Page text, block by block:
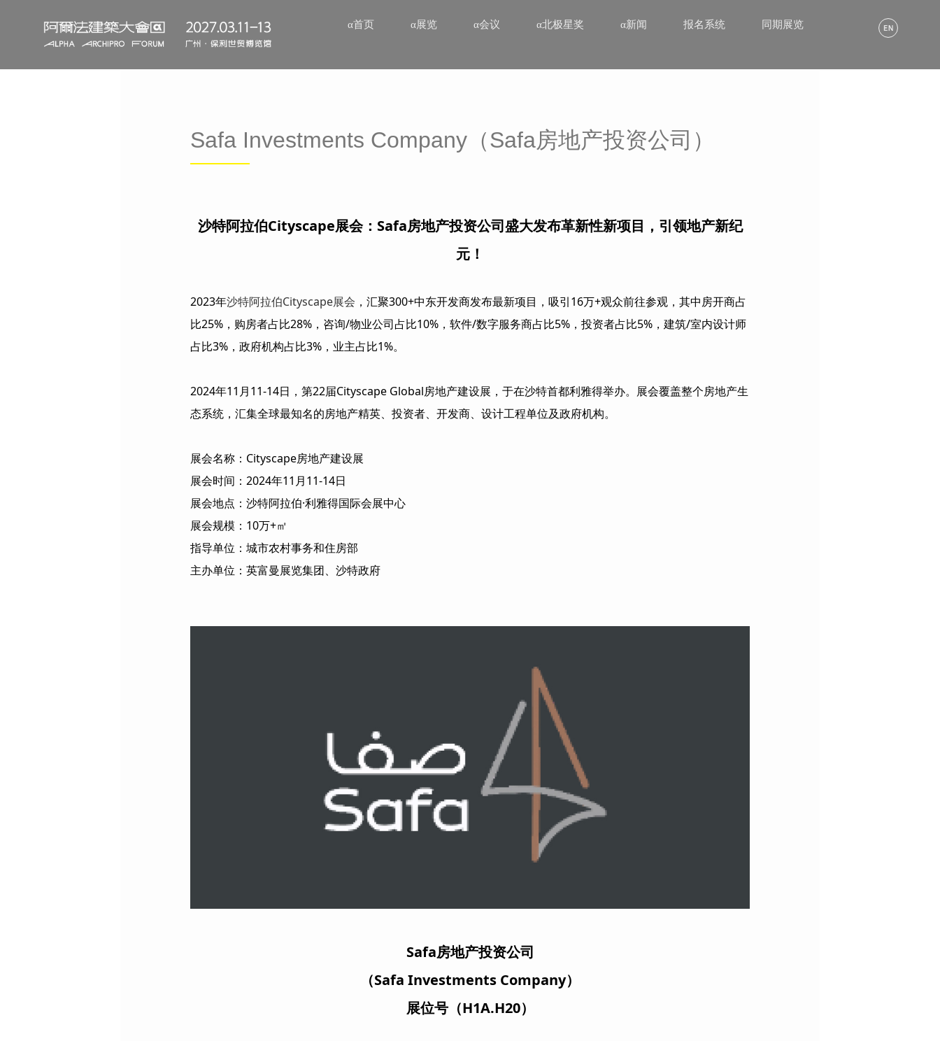
α首页 α展览 α会议 α北极星奖 α新闻 报名系统 同期展览
Safa Investments Company（Safa房地产投资公司）
沙特阿拉伯Cityscape展会：Safa房地产投资公司盛大发布革新性新项目，引领地产新纪
元！
2023年沙特阿拉伯Cityscape展会 ，汇聚300+中东开发商发布最新项目，吸引16万+观众前往参观，其中房开商占
比25%，购房者占比28%，咨询/物业公司占比10%，软件/数字服务商占比5%，投资者占比5%，建筑/室内设计师
占比3%，政府机构占比3%，业主占比1%。
2024年11月11-14日，第22届Cityscape Global房地产建设展，于在沙特首都利雅得举办。展会覆盖整个房地产生
态系统，汇集全球最知名的房地产精英、投资者、开发商、设计工程单位及政府机构。
展会名称：Cityscape房地产建设展
展会时间：2024年11月11-14日
展会地点：沙特阿拉伯·利雅得国际会展中心
展会规模：10万+㎡
指导单位：城市农村事务和住房部
主办单位：英富曼展览集团、沙特政府
Safa房地产投资公司
（Safa Investments Company）
展位号（H1A.H20）